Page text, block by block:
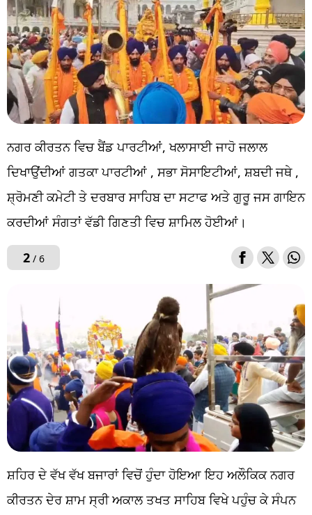
ਨਗਰ ਕੀਰਤਨ ਵਿਚ ਬੈਂਡ ਪਾਰਟੀਆਂ, ਖਲਾਸਾਈ ਜਾਹੋ ਜਲਾਲ
ਦਿਖਾਉਂਦੀਆਂ ਗਤਕਾ ਪਾਰਟੀਆਂ , ਸਭਾ ਸੋਸਾਇਟੀਆਂ, ਸ਼ਬਦੀ ਜਥੇ ,
ਸ਼੍ਰੋਮਣੀ ਕਮੇਟੀ ਤੇ ਦਰਬਾਰ ਸਾਹਿਬ ਦਾ ਸਟਾਫ ਅਤੇ ਗੁਰੂ ਜਸ ਗਾਇਨ
ਕਰਦੀਆਂ ਸੰਗਤਾਂ ਵੱਡੀ ਗਿਣਤੀ ਵਿਚ ਸ਼ਾਮਿਲ ਹੋਈਆਂ।
2/ 6
ਸ਼ਹਿਰ ਦੇ ਵੱਖ ਵੱਖ ਬਜਾਰਾਂ ਵਿਚੋਂ ਹੁੰਦਾ ਹੋਇਆ ਇਹ ਅਲੌਕਿਕ ਨਗਰ
ਕੀਰਤਨ ਦੇਰ ਸ਼ਾਮ ਸ੍ਰੀ ਅਕਾਲ ਤਖਤ ਸਾਹਿਬ ਵਿਖੇ ਪਹੁੰਚ ਕੇ ਸੰਪਨ